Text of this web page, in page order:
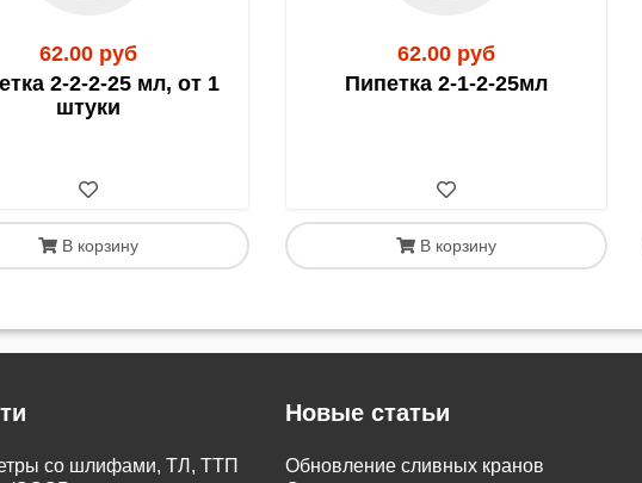
62.00 руб
2-2-2-25 мл, от 1
штуки
В корзину
62.00 руб
Пипетка 2-1-2-25мл
В корзину
со шлифами, ТЛ, ТТП
Новые статьи
Обновление сливных кранов